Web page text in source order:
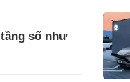
số như